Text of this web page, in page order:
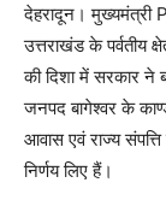
देहरादून।
उत्तराखंड के पर्वतीय
की दिशा में सरकार
जनपद बागेश्वर के
आवास एवं राज्य संपत्ति
निर्णय लिए हैं।